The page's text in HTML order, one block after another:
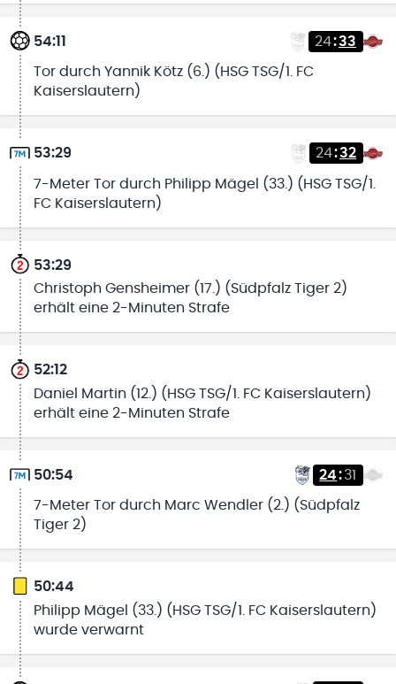
54:11 24:33
Tor durch Yannik Kötz (6.) (HSG TSG/1. FC
Kaiserslautern)
53:29 24:32
7-Meter Tor durch Philipp Mägel (33.) (HSG TSG/1.
FC Kaiserslautern)
53:29
Christoph Gensheimer (17.) (Südpfalz Tiger 2)
erhält eine 2-Minuten Strafe
52:12
Daniel Martin (12.) (HSG TSG/1. FC Kaiserslautern)
erhält eine 2-Minuten Strafe
50:54 24:31
7-Meter Tor durch Marc Wendler (2.) (Südpfalz
Tiger 2)
50:44
Philipp Mägel (33.) (HSG TSG/1. FC Kaiserslautern)
wurde verwarnt